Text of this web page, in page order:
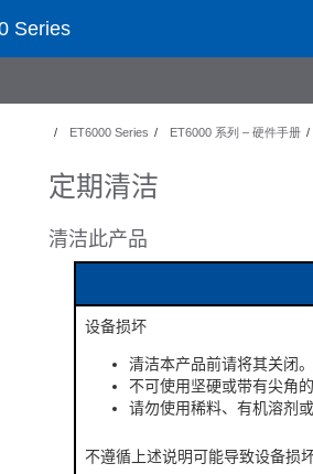
Series
ET6000 Series ET6000 系列 – 硬件手册
定期清洁
清洁此产品
设备损坏
清洁本产品前请将其关闭。
不可使用坚硬或带有尖角
请勿使用稀料、有机溶剂
不遵循上述说明可能导致设备损坏